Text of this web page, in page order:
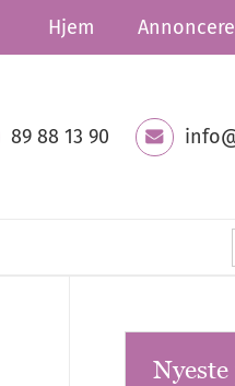
Hjem Annoncere
89 88 13 90
Nyeste